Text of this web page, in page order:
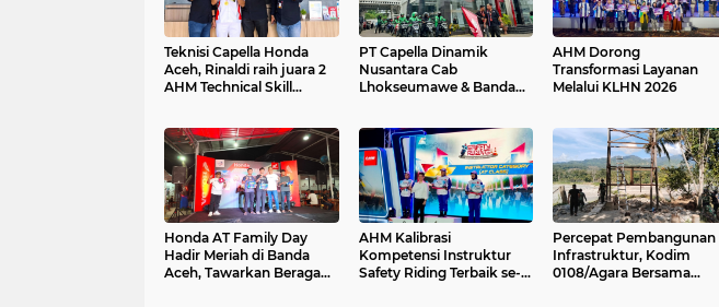
Teknisi Capella Honda
Aceh, Rinaldi raih juara 2
AHM Technical Skill
PT Capella Dinamik
Nusantara Cab
Lhokseumawe & Banda
Ojek Online Grab
Lhokseumawe
AHM Dorong
Transformasi Layanan
Melalui KLHN 2026
Honda AT Family Day
Hadir Meriah di Banda
Aceh, Tawarkan Beragam
AHM Kalibrasi
Kompetensi Instruktur
Safety Riding Terbaik se-
Percepat Pembangunan
Infrastruktur, Kodim
0108/Agara Bersama